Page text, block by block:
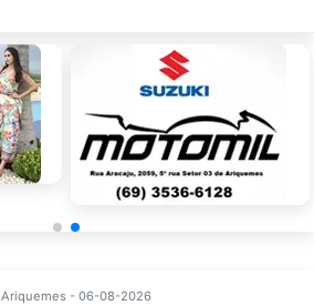
Ariquemes - 06-08-2026